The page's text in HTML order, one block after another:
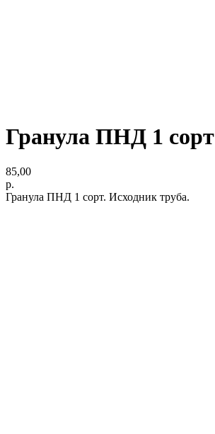
Гранула ПНД 1 сорт
85,00
р.
Гранула ПНД 1 сорт. Исходник труба.